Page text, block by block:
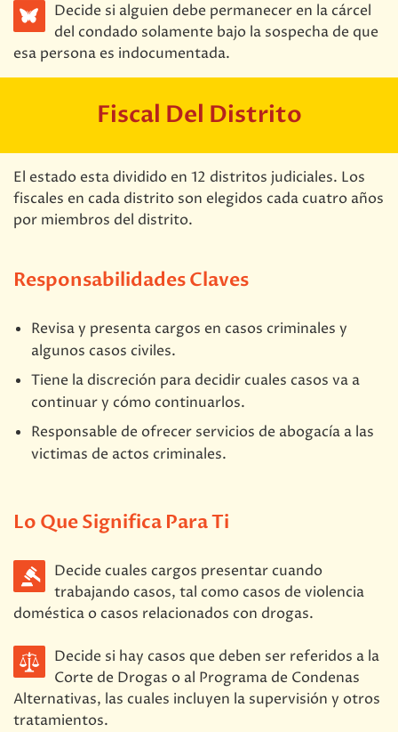
Decide si alguien debe permanecer en la cárcel
del condado solamente bajo la sospecha de que
esa persona es indocumentada.
Fiscal Del Distrito
El estado esta dividido en 12 distritos judiciales. Los
fiscales en cada distrito son elegidos cada cuatro años
por miembros del distrito.
Responsabilidades Claves
Revisa y presenta cargos en casos criminales y
algunos casos civiles.
Tiene la discreción para decidir cuales casos va a
continuar y cómo continuarlos.
Responsable de ofrecer servicios de abogacía a las
victimas de actos criminales.
Lo Que Significa Para Ti
Decide cuales cargos presentar cuando
trabajando casos, tal como casos de violencia
doméstica o casos relacionados con drogas.
Decide si hay casos que deben ser referidos a la
Corte de Drogas o al Programa de Condenas
Alternativas, las cuales incluyen la supervisión y otros
tratamientos.